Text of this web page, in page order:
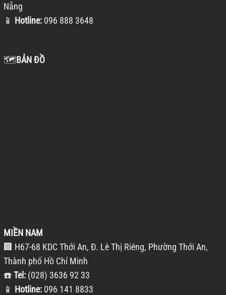
Nẵng
📱 Hotline: 096 888 3648
🗺️BẢN ĐỒ
MIỀN NAM
🏢 H67-68 KDC Thới An, Đ. Lê Thị Riêng, Phường Thới An,
Thành phố Hồ Chí Minh
☎️Tel: (028) 3636 92 33
📱 Hotline: 096 141 8833